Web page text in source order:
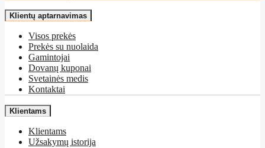
Klientų aptarnavimas
Visos prekės
Prekės su nuolaida
Gamintojai
Dovanų kuponai
Svetainės medis
Kontaktai
Klientams
Klientams
Užsakymų istorija